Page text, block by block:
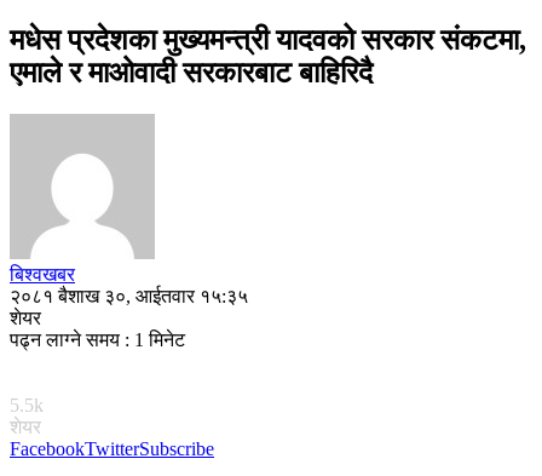
मधेस प्रदेशका मुख्यमन्त्री यादवको सरकार संकटमा,
एमाले र माओवादी सरकारबाट बाहिरिदै
बिश्वखबर
२०८१ बैशाख ३०, आईतवार १५:३५
शेयर
पढ्न लाग्ने समय : 1 मिनेट
5.5k
शेयर
FacebookTwitterSubscribe